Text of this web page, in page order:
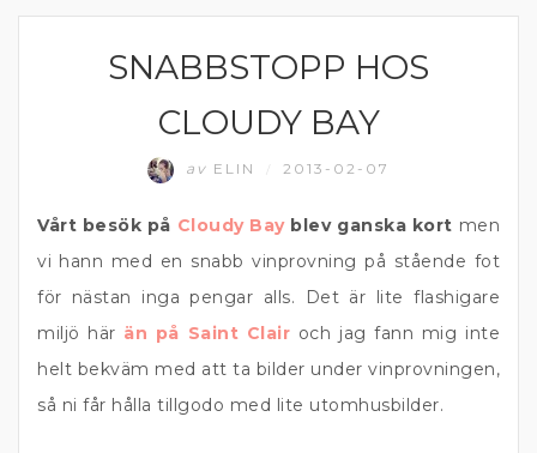
NYA ZEELANDSNABBSTOPP HOS
CLOUDY BAY
av ELIN 2013-02-07
Vårt besök på Cloudy Bayblev ganska kort men
vi hann med en snabb vinprovning på stående fot
för nästan inga pengar alls. Det är lite flashigare
miljö här än på Saint Clair och jag fann mig inte
helt bekväm med att ta bilder under vinprovningen,
så ni får hålla tillgodo med lite utomhusbilder.